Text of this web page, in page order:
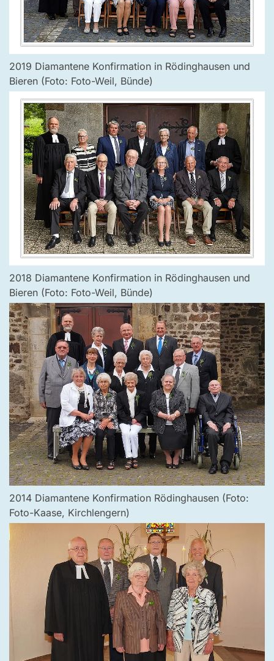
2019 Diamantene Konfirmation in Rödinghausen und
Bieren (Foto: Foto-Weil, Bünde)
2018 Diamantene Konfirmation in Rödinghausen und
Bieren (Foto: Foto-Weil, Bünde)
2014 Diamantene Konfirmation Rödinghausen (Foto:
Foto-Kaase, Kirchlengern)